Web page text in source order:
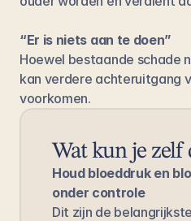
“Er is niets aan te doen”
Hoewel bestaande schade
kan verdere achteruitgang
voorkomen.
Wat kun je zelf
Houd bloeddruk en
onder controle
Dit zijn de